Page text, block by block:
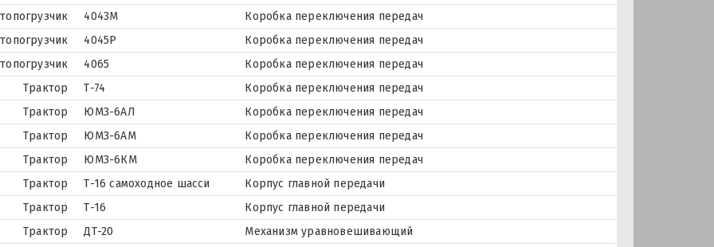
4043М
Коробка переключения передач
4045Р
Коробка переключения передач
4065
Коробка переключения передач
Трактор
Т-74
Коробка переключения передач
Трактор
ЮМЗ-6АЛ
Коробка переключения передач
Трактор
ЮМЗ-6АМ
Коробка переключения передач
Трактор
ЮМЗ-6КМ
Коробка переключения передач
Трактор
Т-16 самоходное шасси
Корпус главной передачи
Трактор
Т-16
Корпус главной передачи
Трактор
ДТ-20
Механизм уравновешивающий